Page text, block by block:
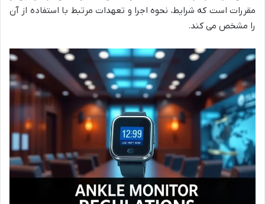
مقررات است که شرایط، نحوه اجرا و تعهدات مرتبط با استفاده از آن
را مشخص می کند.